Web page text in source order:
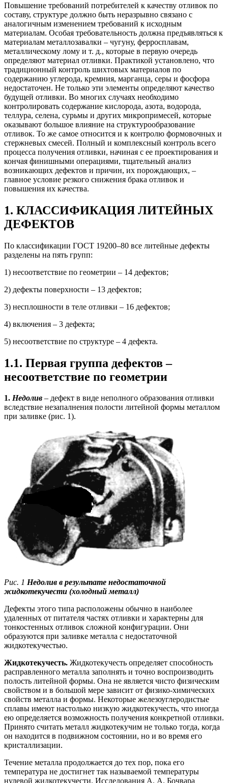
Повышение требований потребителей к качеству отливок по
составу, структуре должно быть неразрывно связано с
аналогичным изменением требований к исходным
материалам. Особая требовательность должна предъявляться к
материалам металлозавалки – чугуну, ферросплавам,
металлическому лому и т. д., которые в первую очередь
определяют материал отливки. Практикой установлено, что
традиционный контроль шихтовых материалов по
содержанию углерода, кремния, марганца, серы и фосфора
недостаточен. Не только эти элементы определяют качество
будущей отливки. Во многих случаях необходимо
контролировать содержание кислорода, азота, водорода,
теллура, селена, сурьмы и других микропримесей, которые
оказывают большое влияние на структурообразование
отливок. То же самое относится и к контролю формовочных и
стержневых смесей. Полный и комплексный контроль всего
процесса получения отливки, начиная с ее проектирования и
кончая финишными операциями, тщательный анализ
возникающих дефектов и причин, их порождающих, –
главное условие резкого снижения брака отливок и
повышения их качества.
1. КЛАССИФИКАЦИЯ ЛИТЕЙНЫХ
ДЕФЕКТОВ
По классификации ГОСТ 19200–80 все литейные дефекты
разделены на пять групп:
1) несоответствие по геометрии – 14 дефектов;
2) дефекты поверхности – 13 дефектов;
3) несплошности в теле отливки – 16 дефектов;
4) включения – 3 дефекта;
5) несоответствие по структуре – 4 дефекта.
1.1. Первая группа дефектов–
несоответствие по геометрии
1. Недолив – дефект в виде неполного образования отливки
вследствие незапалнения полости литейной формы металлом
при заливке (рис. 1).
Рис. 1 Недолив в результате недостаточной
жидкотекучести (холодный металл)
Дефекты этого типа расположены обычно в наиболее
удаленных от питателя частях отливки и характерны для
тонкостенных отливок сложной конфигурации. Они
образуются при заливке металла с недостаточной
жидкотекучестью.
Жидкотекучесть. Жидкотекучесть определяет способность
расправленного металла заполнять и точно воспроизводить
полость литейной формы. Она не является чисто физическим
свойством и в большой мере зависит от физико-химических
свойств металла и формы. Некоторые железоуглеродистые
сплавы имеют настолько низкую жидкотекучесть, что иногда
ею определяется возможность получения конкретной отливки.
Принято считать металл жидкотекучим не только тогда, когда
он находится в подвижном состоянии, но и во время его
кристаллизации.
Течение металла продолжается до тех пор, пока его
температура не достигнет так называемой температуры
нулевой жидкотекучести. Исследования А. А. Бочвара